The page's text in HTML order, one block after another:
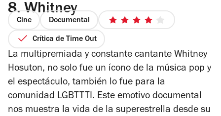
8. Whitney
Cine Documental
4
Crítica de Time Out
La multipremiada y constante cantante Whitney
Hosuton, no solo fue un ícono de la música pop y
el espectáculo, también lo fue para la
comunidad LGBTTTI. Este emotivo documental
nos muestra la vida de la superestrella desde su